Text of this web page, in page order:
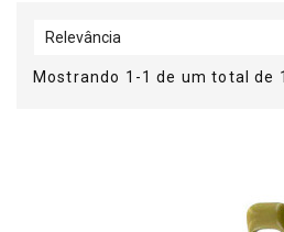
Relevância
Mostrando 1-1 de um total de